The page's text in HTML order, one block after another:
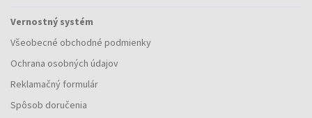
Vernostný systém
Všeobecné obchodné podmienky
Ochrana osobných údajov
Reklamačný formulár
Spôsob doručenia